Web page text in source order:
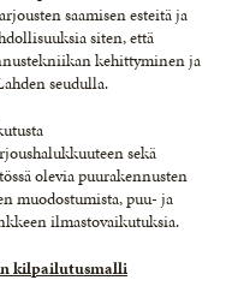
saamisen esteitä ja
siten, että
kehittyminen ja
seudulla.
sekä
olevia puurakennusten
muodostumista, puu- ja
ilmastovaikutuksia.
kilpailutusmalli